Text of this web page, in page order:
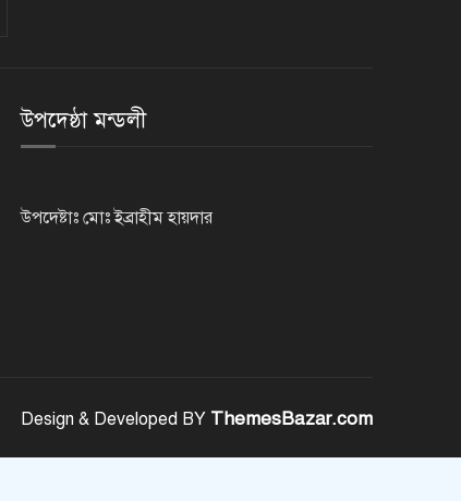
পাশে থাকার আহ্বান
উপদেষ্ঠা মন্ডলী
উপদেষ্টাঃ মোঃ ইব্রাহীম হায়দার
Design & Developed BY ThemesBazar.com